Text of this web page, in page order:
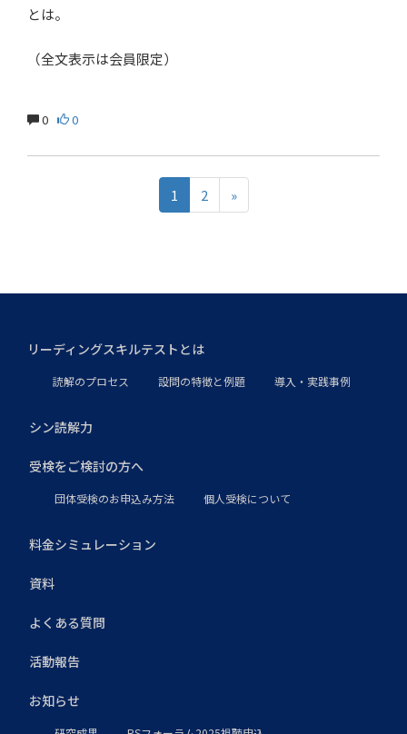
とは。
（全文表示は会員限定）
0 0
1 2 »
リーディングスキルテストとは
読解のプロセス 設問の特徴と例題 導入・実践事例
シン読解力
受検をご検討の方へ
団体受検のお申込み方法 個人受検について
料金シミュレーション
資料
よくある質問
活動報告
お知らせ